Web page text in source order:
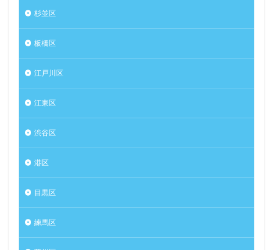
杉並区
板橋区
江戸川区
江東区
渋谷区
港区
目黒区
練馬区